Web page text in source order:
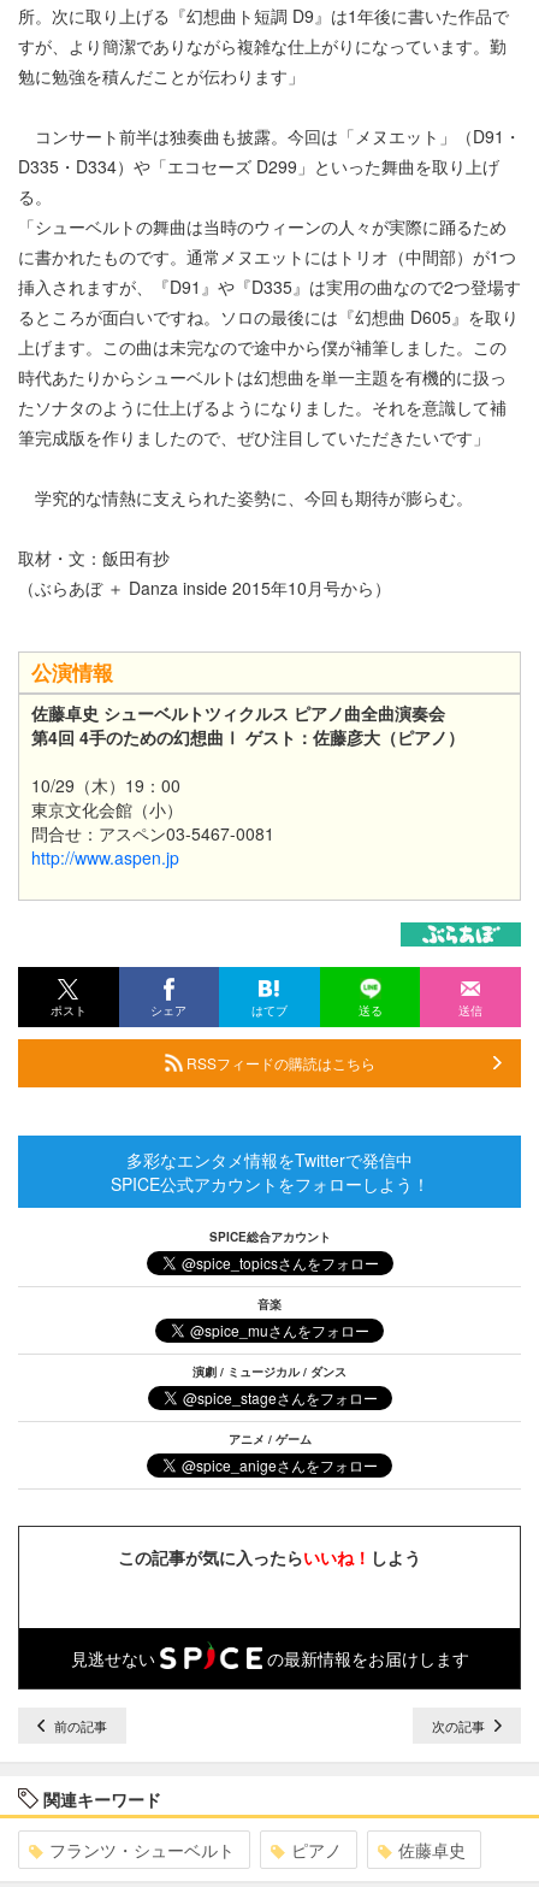
所。次に取り上げる『幻想曲ト短調 D9』は1年後に書いた作品で
すが、より簡潔でありながら複雑な仕上がりになっています。勤
勉に勉強を積んだことが伝わります」
コンサート前半は独奏曲も披露。今回は「メヌエット」（D91・
D335・D334）や「エコセーズ D299」といった舞曲を取り上げ
る。
「シューベルトの舞曲は当時のウィーンの人々が実際に踊るため
に書かれたものです。通常メヌエットにはトリオ（中間部）が1つ
挿入されますが、『D91』や『D335』は実用の曲なので2つ登場す
るところが面白いですね。ソロの最後には『幻想曲 D605』を取り
上げます。この曲は未完なので途中から僕が補筆しました。この
時代あたりからシューベルトは幻想曲を単一主題を有機的に扱っ
たソナタのように仕上げるようになりました。それを意識して補
筆完成版を作りましたので、ぜひ注目していただきたいです」
学究的な情熱に支えられた姿勢に、今回も期待が膨らむ。
取材・文：飯田有抄
（ぶらあぼ ＋ Danza inside 2015年10月号から）
公演情報
佐藤卓史 シューベルトツィクルス ピアノ曲全曲演奏会
第4回 4手のための幻想曲Ⅰ ゲスト：佐藤彦大（ピアノ）
10/29（木）19：00
東京文化会館（小）
問合せ：アスペン03-5467-0081
http://www.aspen.jp
ポスト シェア はてブ 送る 送信
RSSフィードの購読はこちら
多彩なエンタメ情報をTwitterで発信中
SPICE公式アカウントをフォローしよう！
SPICE総合アカウント
音楽
演劇 / ミュージカル / ダンス
アニメ / ゲーム
この記事が気に入ったらいいね！ しよう
見逃せない の最新情報をお届けします
前の記事 次の記事
関連キーワード
フランツ・シューベルト ピアノ 佐藤卓史